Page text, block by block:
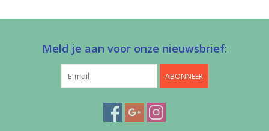
Meld je aan voor onze nieuwsbrief:
ABONNEER